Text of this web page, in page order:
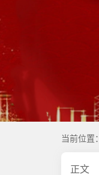
当前位置：
正文